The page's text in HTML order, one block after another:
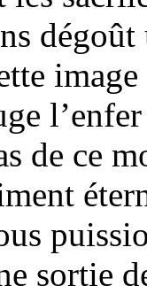
de ce
sortie